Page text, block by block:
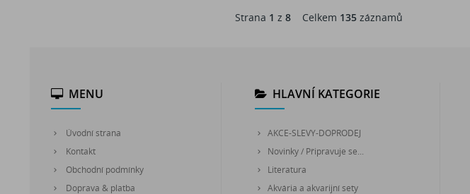
Strana 1 z 8Celkem 135záznamů
MENU
Úvodní strana
Kontakt
Obchodní podmínky
Doprava & platba
HLAVNÍ KATEGORIE
AKCE-SLEVY-DOPRODEJ
Novinky / Připravuje se...
Literatura
Akvária a akvarijní sety